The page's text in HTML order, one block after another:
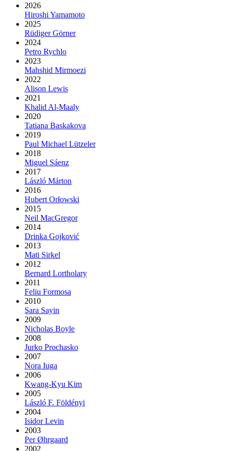
2026
Hiroshi Yamamoto
2025
Rüdiger Görner
2024
Petro Rychlo
2023
Mahshid Mirmoezi
2022
Alison Lewis
2021
Khalid Al-Maaly
2020
Tatiana Baskakova
2019
Paul Michael Lützeler
2018
Miguel Sáenz
2017
László Márton
2016
Hubert Orłowski
2015
Neil MacGregor
2014
Drinka Gojković
2013
Mati Sirkel
2012
Bernard Lortholary
2011
Feliu Formosa
2010
Şara Sayin
2009
Nicholas Boyle
2008
Jurko Prochasko
2007
Nora Iuga
2006
Kwang-Kyu Kim
2005
László F. Földényi
2004
Isidor Levin
2003
Per Øhrgaard
2002